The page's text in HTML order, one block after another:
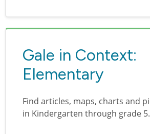
Gale in Context:
Elementary
Find articles, maps, charts and
in Kindergarten through grade 5.